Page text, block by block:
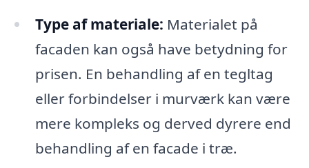
Type af materiale: Materialet på
facaden kan også have betydning for
prisen. En behandling af en tegltag
eller forbindelser i murværk kan være
mere kompleks og derved dyrere end
behandling af en facade i træ.